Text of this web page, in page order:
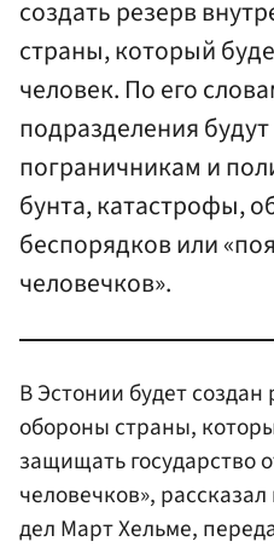
создать резерв
страны, который
человек. По его
подразделения
пограничникам и
бунта, катастрофы,
беспорядков или
человечков».
В Эстонии будет
обороны страны,
защищать государство
человечков»,
дел Март Хельме,